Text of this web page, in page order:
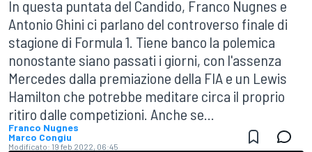
In questa puntata del Candido, Franco Nugnes e
Antonio Ghini ci parlano del controverso finale di
stagione di Formula 1. Tiene banco la polemica
nonostante siano passati i giorni, con l'assenza
Mercedes dalla premiazione della FIA e un Lewis
Hamilton che potrebbe meditare circa il proprio
ritiro dalle competizioni. Anche se...
Franco Nugnes
Marco Congiu
Modificato: 19 feb 2022, 06:45